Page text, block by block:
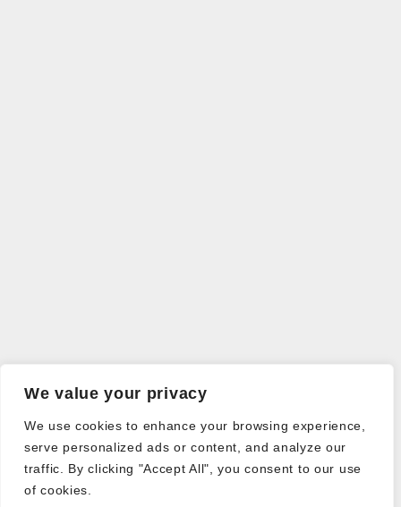
We value your privacy
We use cookies to enhance your browsing experience,
serve personalized ads or content, and analyze our
traffic. By clicking "Accept All", you consent to our use
of cookies.